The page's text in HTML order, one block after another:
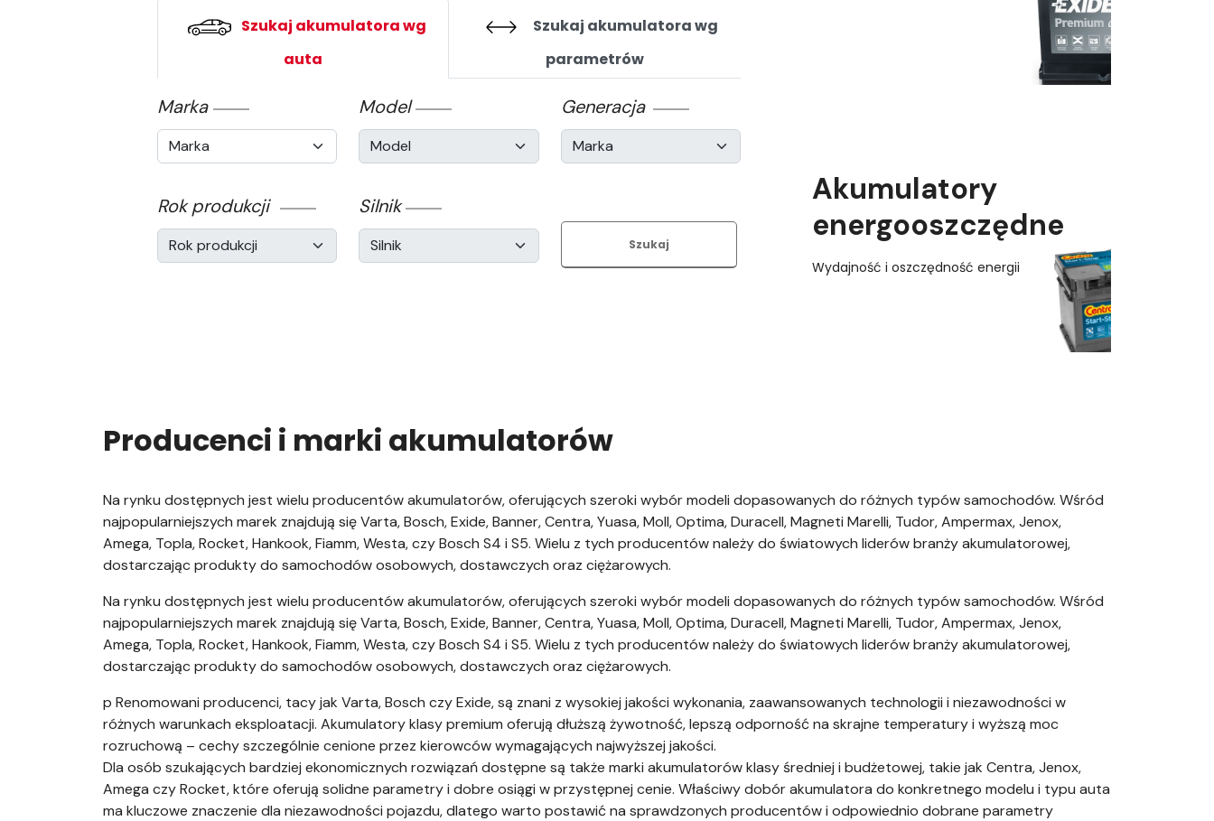
Szukaj akumulatora wg
auta
Szukaj akumulatora wg
parametrów
Marka Model Generacja
Rok produkcji Silnik
Szukaj
Akumulatory
energooszczędne
Wydajność i oszczędność energii
Producenci i marki akumulatorów
Na rynku dostępnych jest wielu producentów akumulatorów, oferujących szeroki wybór modeli dopasowanych do różnych typów samochodów. Wśród
najpopularniejszych marek znajdują się Varta, Bosch, Exide, Banner, Centra, Yuasa, Moll, Optima, Duracell, Magneti Marelli, Tudor, Ampermax, Jenox,
Amega, Topla, Rocket, Hankook, Fiamm, Westa, czy Bosch S4 i S5. Wielu z tych producentów należy do światowych liderów branży akumulatorowej,
dostarczając produkty do samochodów osobowych, dostawczych oraz ciężarowych.
Na rynku dostępnych jest wielu producentów akumulatorów, oferujących szeroki wybór modeli dopasowanych do różnych typów samochodów. Wśród
najpopularniejszych marek znajdują się Varta, Bosch, Exide, Banner, Centra, Yuasa, Moll, Optima, Duracell, Magneti Marelli, Tudor, Ampermax, Jenox,
Amega, Topla, Rocket, Hankook, Fiamm, Westa, czy Bosch S4 i S5. Wielu z tych producentów należy do światowych liderów branży akumulatorowej,
dostarczając produkty do samochodów osobowych, dostawczych oraz ciężarowych.
p Renomowani producenci, tacy jak Varta, Bosch czy Exide, są znani z wysokiej jakości wykonania, zaawansowanych technologii i niezawodności w
różnych warunkach eksploatacji. Akumulatory klasy premium oferują dłuższą żywotność, lepszą odporność na skrajne temperatury i wyższą moc
rozruchową – cechy szczególnie cenione przez kierowców wymagających najwyższej jakości.
Dla osób szukających bardziej ekonomicznych rozwiązań dostępne są także marki akumulatorów klasy średniej i budżetowej, takie jak Centra, Jenox,
Amega czy Rocket, które oferują solidne parametry i dobre osiągi w przystępnej cenie. Właściwy dobór akumulatora do konkretnego modelu i typu auta
ma kluczowe znaczenie dla niezawodności pojazdu, dlatego warto postawić na sprawdzonych producentów i odpowiednio dobrane parametry